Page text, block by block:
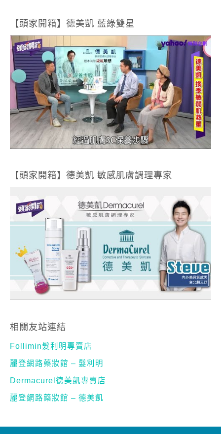
【頭家開箱】德美凱 藍綠雙星
【頭家開箱】德美凱 敏感肌膚調理專家
相關友站連結
Follimin髮利明專賣店
麗登網路藥妝館 – 髮利明
Dermacurel德美凱專賣店
麗登網路藥妝館 – 德美凱